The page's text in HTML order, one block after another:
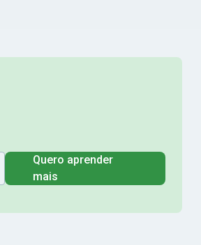
Quero aprender
mais